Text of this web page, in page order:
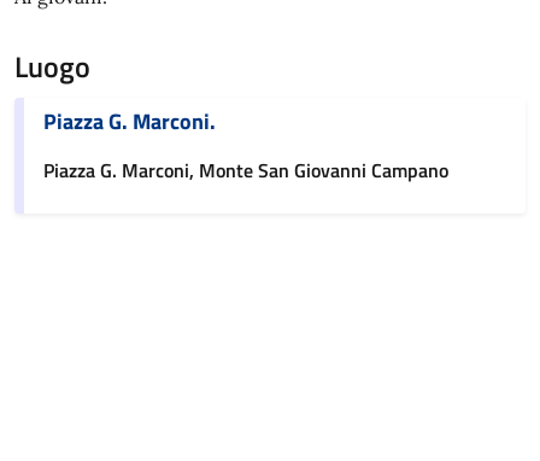
Luogo
Piazza G. Marconi.
Piazza G. Marconi, Monte San Giovanni Campano